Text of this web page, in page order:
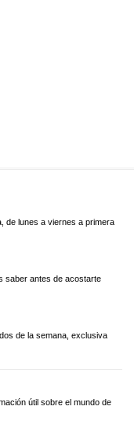
de lunes a viernes a primera
saber antes de acostarte
de la semana, exclusiva
útil sobre el mundo de